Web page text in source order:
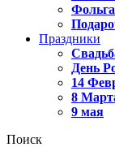
Праздники
День
14
8
9 мая
Поиск